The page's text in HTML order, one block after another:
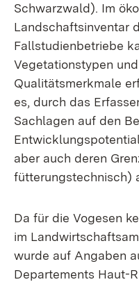
Schwarzwald). Im
Landschaftsinventar
Fallstudienbetriebe
Vegetationstypen
Qualitätsmerkmale
es, durch das
Sachlagen auf den
aber auch deren
fütterungstechnisch)
Da für die Vogesen
im
wurde auf Angaben
Departements Haut-